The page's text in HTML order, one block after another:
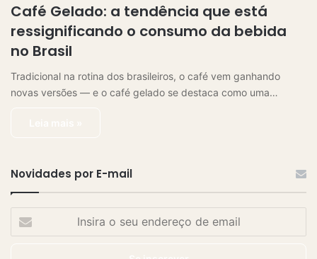
Café Gelado: a tendência que está
ressignificando o consumo da bebida
no Brasil
Tradicional na rotina dos brasileiros, o café vem ganhando
novas versões — e o café gelado se destaca como uma…
Novidades por E-mail